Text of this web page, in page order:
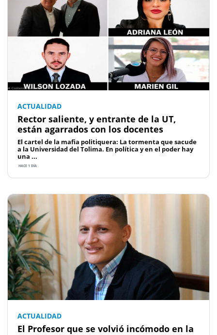
ACTUALIDAD
Rector saliente, y entrante de la UT,
están agarrados con los docentes
El cartel de la mafia politiquera: La tormenta que sacude
a la Universidad del Tolima. En política y en el poder hay
una ...
HACE 1 DÍA
ACTUALIDAD
El Profesor que se volvió incómodo en la